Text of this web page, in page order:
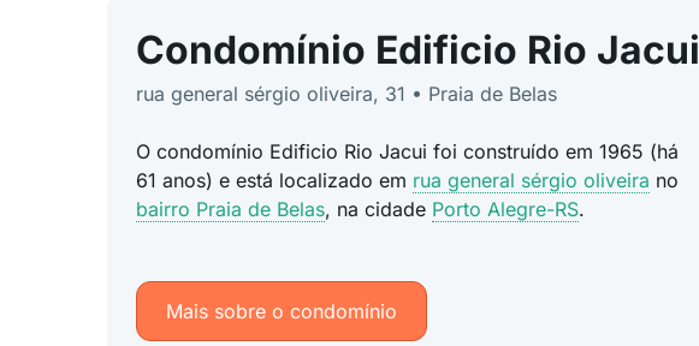
Condomínio Edificio Rio Jacui
rua general sérgio oliveira, 31 • Praia de Belas
O condomínio Edificio Rio Jacui foi construído em 1965 (há
61 anos) e está localizado em rua general sérgio oliveira no
bairro Praia de Belas, na cidade Porto Alegre-RS.
Mais sobre o condomínio